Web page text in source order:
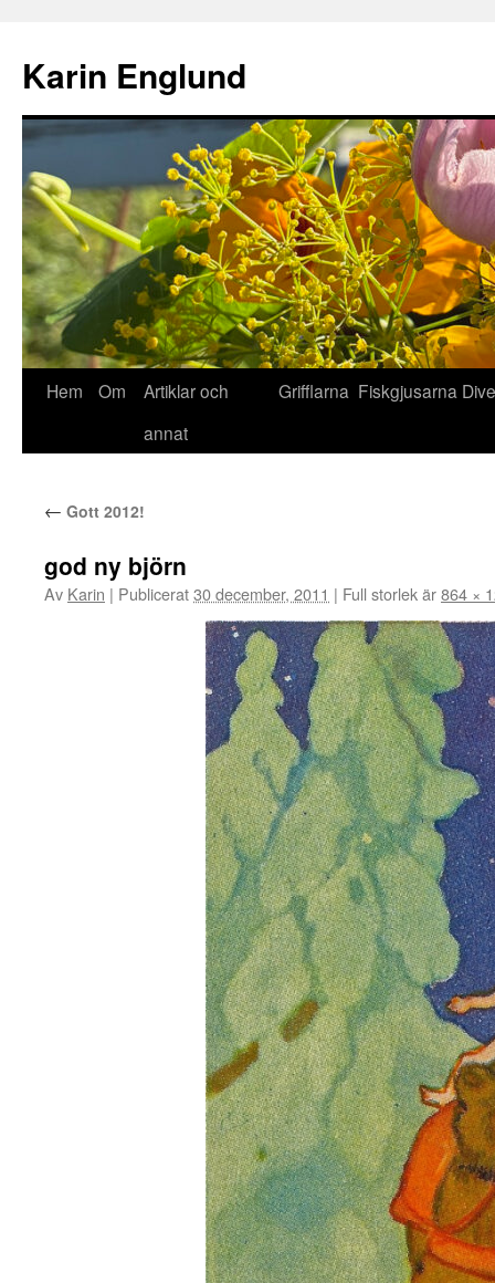
innehåll
Karin Englund
Hem Om
Artiklar och
annat
Grifflarna Fiskgjusarna
← Gott 2012!
god ny björn
Av Karin | Publicerat30 december, 2011 | Full storlek är864 ×